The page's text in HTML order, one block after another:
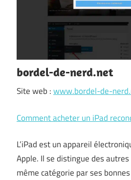
bordel-de-nerd.net
Site web :www.bordel-de-
Comment acheter un iPad
L’iPad est un appareil
Apple. Il se distingue des
même catégorie par ses